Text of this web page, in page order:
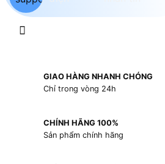
GIAO HÀNG NHANH CHÓNG
Chỉ trong vòng 24h
CHÍNH HÃNG 100%
Sản phẩm chính hãng